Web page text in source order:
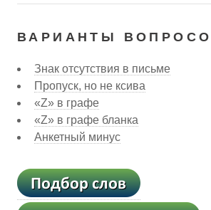
ВАРИАНТЫ
Знак отсутствия в письме
Пропуск, но не ксива
«Z» в графе
«Z» в графе бланка
Анкетный минус